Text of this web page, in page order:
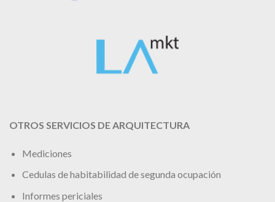
OTROS SERVICIOS DE ARQUITECTURA
Mediciones
Cedulas de habitabilidad de segunda ocupación
Informes periciales